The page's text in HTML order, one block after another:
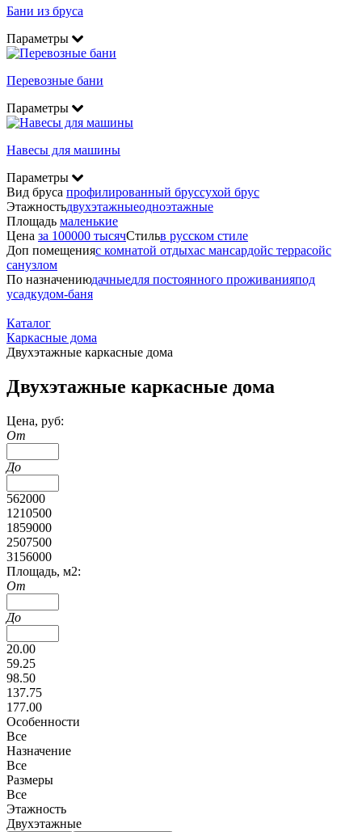
Бани из бруса
Параметры
Перевозные бани
Параметры
Навесы для машины
Параметры
Вид бруса профилированный бруссухой брус
Этажностьдвухэтажныеодноэтажные
Площадь маленькие
Цена за 100000 тысячСтильв русском стиле
Доп помещенияс комнатой отдыхас мансардойс террасойс
санузлом
По назначениюдачныедля постоянного проживанияпод
усадкудом-баня
Каталог
Каркасные дома
Двухэтажные каркасные дома
Двухэтажные каркасные дома
Цена, руб:
От
До
562000
1210500
1859000
2507500
3156000
Площадь, м2:
От
До
20.00
59.25
98.50
137.75
177.00
Особенности
Все
Назначение
Все
Размеры
Все
Этажность
Двухэтажные